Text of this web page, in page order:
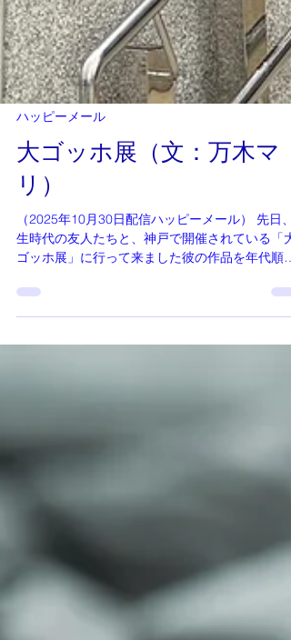
ハッピーメール
大ゴッホ展（文：万木マ
リ）
（2025年10月30日配信ハッピーメール） 先日、
ゴッホ展」に行って来ました彼の作品を年代順に
辿る中で、リアリティとは何かを深く考えさせら
にある、風の音や人の声、静物の息づかいまでも
とすること」こそがリアリティなのだと初めて気
ら、実は内なる真実を映していたのだと感じまし
震えが宿っているようで、その世界にしばし浸る
ことができました絵画だけでなく文学、映画、そ
して音楽にもその世界を垣間見ることができるの
かも知れません感情を超えた先にあるもの 万